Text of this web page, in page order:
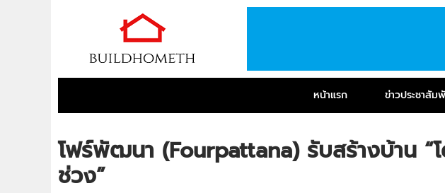
หน้าแรก ข่าวประชาสัม
โฟร์พัฒนา (Fourpattana) รับสร้างบ้าน “โ
ช่วง”